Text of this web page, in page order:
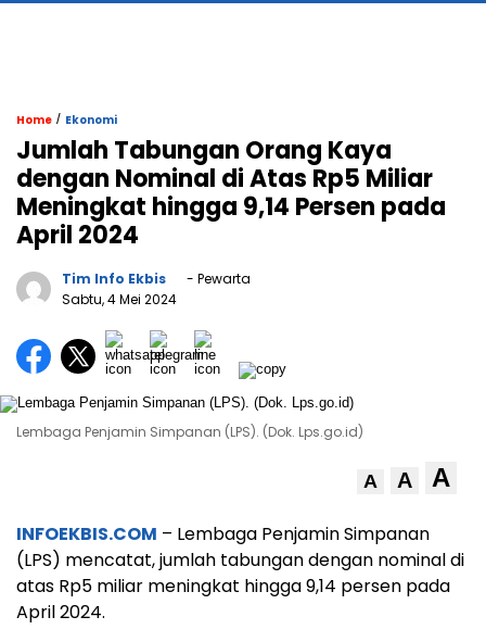
Home / Ekonomi
Jumlah Tabungan Orang Kaya
dengan Nominal di Atas Rp5 Miliar
Meningkat hingga 9,14 Persen pada
April 2024
Tim Info Ekbis
- Pewarta
Sabtu, 4 Mei 2024
Lembaga Penjamin Simpanan (LPS). (Dok. Lps.go.id)
A A A
INFOEKBIS.COM – Lembaga Penjamin Simpanan
(LPS) mencatat, jumlah tabungan dengan nominal di
atas Rp5 miliar meningkat hingga 9,14 persen pada
April 2024.